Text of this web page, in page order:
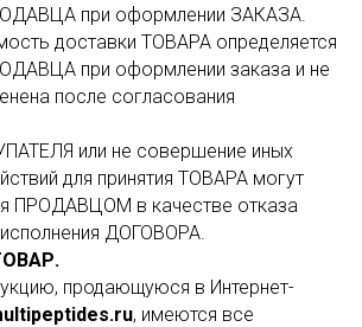
при оформлении ЗАКАЗА.
доставки ТОВАРА определяется
при оформлении заказа и не
после согласования
или не совершение иных
для принятия ТОВАРА могут
ПРОДАВЦОМ в качестве отказа
ДОГОВОРА.
продающуюся в Интернет-
, имеются все